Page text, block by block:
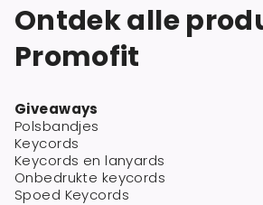
Ontdek alle
Promofit
Giveaways
Polsbandjes
Keycords
Keycords en lanyards
Onbedrukte keycords
Spoed Keycords